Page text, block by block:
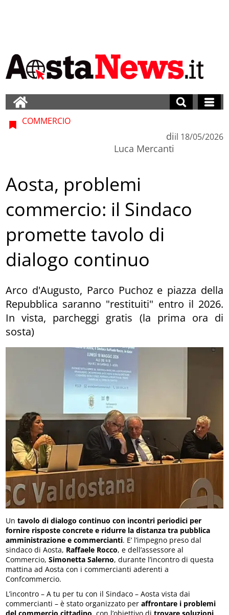
COMMERCIO
di
Luca Mercanti
il 18/05/2026
Aosta, problemi
commercio: il Sindaco
promette tavolo di
dialogo continuo
Arco d'Augusto, Parco Puchoz e piazza della
Repubblica saranno "restituiti" entro il 2026.
In vista, parcheggi gratis (la prima ora di
sosta)
Untavolo di dialogo continuo con incontri periodici per
fornire risposte concrete e ridurre la distanza tra pubblica
amministrazione e commercianti. E’ l’impegno preso dal
sindaco di Aosta, Raffaele Rocco, e dell’assessore al
Commercio,Simonetta Salerno, durante l’incontro di questa
mattina ad Aosta con i commercianti aderenti a
Confcommercio.
L’incontro – A tu per tu con il Sindaco – Aosta vista dai
commercianti – è stato organizzato peraffrontare i problemi